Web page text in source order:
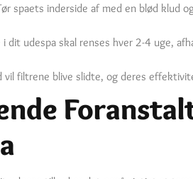
spaets inderside af med en blød klud
i dit udespa skal renses hver 2-4 uge,
vil filtrene blive slidte, og deres